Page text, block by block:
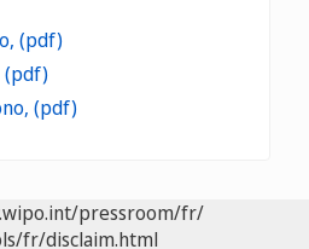
pressroom/fr/
fr/disclaim.html